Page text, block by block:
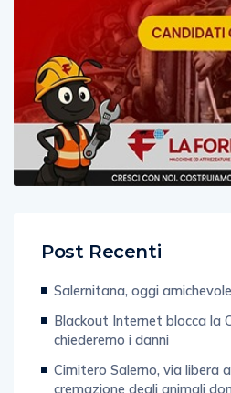
Post Recenti
Salernitana, oggi
Blackout Internet blocca la
chiederemo i danni
Cimitero Salerno, via libera
cremazione degli animali